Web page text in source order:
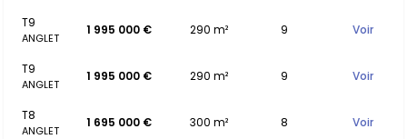
T9
ANGLET
1 995 000 € 290 m² 9 Voir
T9
ANGLET
1 995 000 € 290 m² 9 Voir
T8
ANGLET
1 695 000 € 300 m² 8 Voir